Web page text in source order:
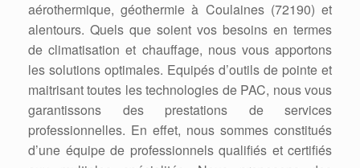
aérothermique, géothermie à Coulaines (72190) et
alentours. Quels que soient vos besoins en termes
de climatisation et chauffage, nous vous apportons
les solutions optimales. Equipés d’outils de pointe et
maitrisant toutes les technologies de PAC, nous vous
garantissons des prestations de services
professionnelles. En effet, nous sommes constitués
d’une équipe de professionnels qualifiés et certifiés